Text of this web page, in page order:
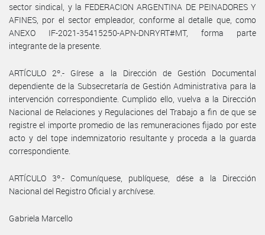
sector sindical, y la FEDERACION ARGENTINA DE PEINADORES Y
AFINES, por el sector empleador, conforme al detalle que, como
ANEXO IF-2021-35415250-APN-DNRYRT#MT, forma parte
integrante de la presente.
ARTÍCULO 2º.- Gírese a la Dirección de Gestión Documental
dependiente de la Subsecretaría de Gestión Administrativa para la
intervención correspondiente. Cumplido ello, vuelva a la Dirección
Nacional de Relaciones y Regulaciones del Trabajo a fin de que se
registre el importe promedio de las remuneraciones fijado por este
acto y del tope indemnizatorio resultante y proceda a la guarda
correspondiente.
ARTÍCULO 3º.- Comuníquese, publíquese, dése a la Dirección
Nacional del Registro Oficial y archívese.
Gabriela Marcello